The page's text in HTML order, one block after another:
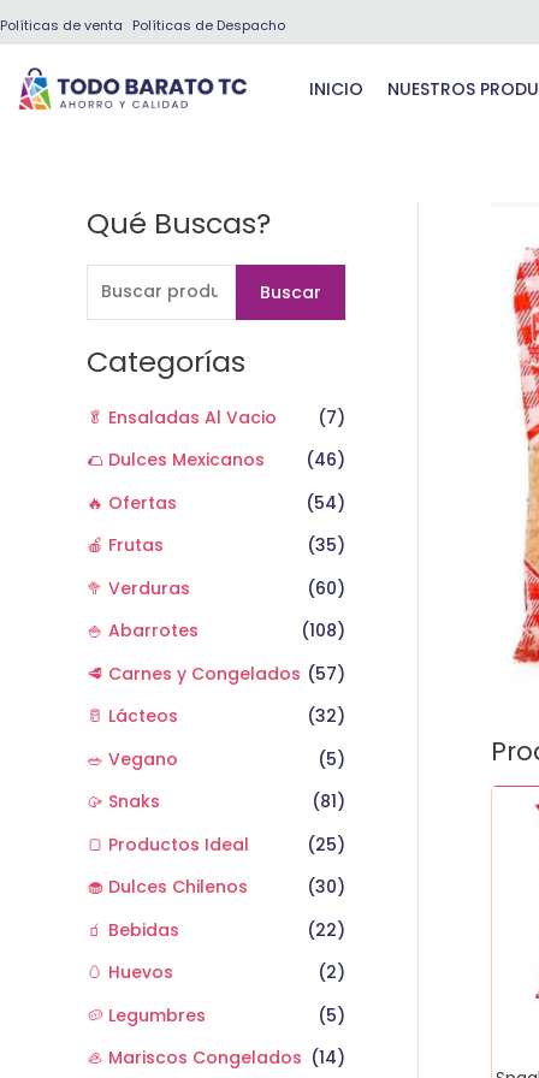
al
contenido
Políticas de venta Políticas de Despacho
INICIO NUESTROS
Qué Buscas?
B
c
a
p
o
Buscar
Categorías
🥬 Ensaladas Al Vacio
(7)
🌮 Dulces Mexicanos
(46)
🔥 Ofertas
(54)
🍎 Frutas
(35)
🥦 Verduras
(60)
🍚 Abarrotes
(108)
🥩 Carnes y Congelados (57)
🥛 Lácteos
(32)
🥗 Vegano
(5)
🥠 Snaks
(81)
🍞 Productos Ideal
(25)
🧁 Dulces Chilenos
(30)
🧃 Bebidas
(22)
🥚 Huevos
(2)
🥔 Legumbres
(5)
🦪 Mariscos Congelados (14)